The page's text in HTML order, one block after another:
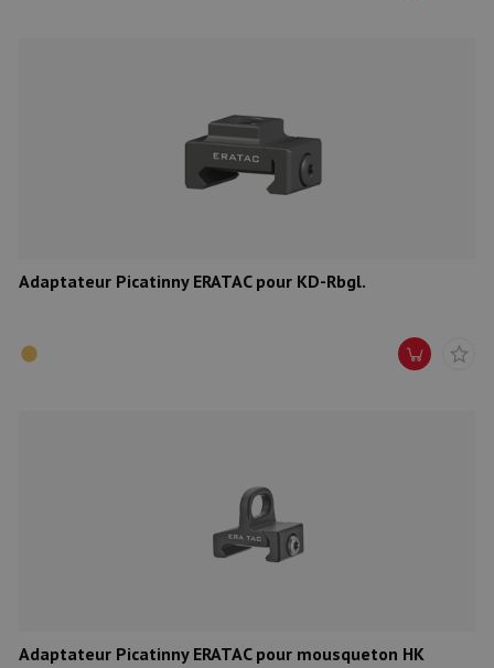
Adaptateur Picatinny ERATAC pour KD-Rbgl.
Adaptateur Picatinny ERATAC pour mousqueton HK